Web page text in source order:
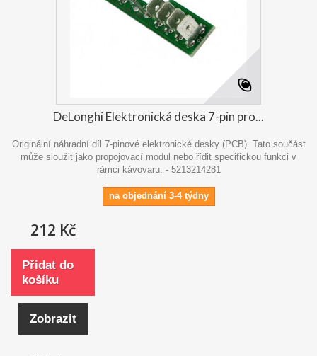
DeLonghi Elektronická deska 7-pin pro...
Originální náhradní díl 7-pinové elektronické desky (PCB). Tato součást
může sloužit jako propojovací modul nebo řídit specifickou funkci v
rámci kávovaru. - 5213214281
na objednání 3-4 týdny
212 Kč
Přidat do
košíku
Zobrazit